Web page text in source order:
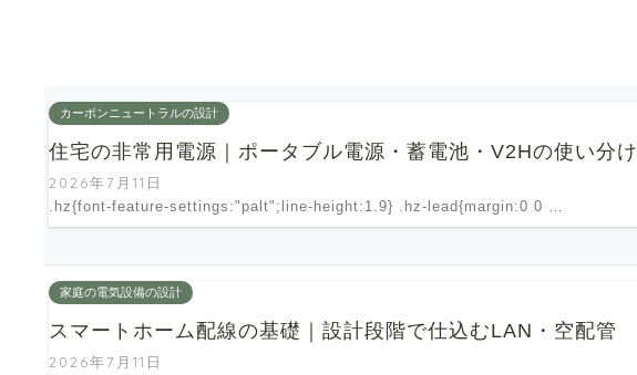
カーボンニュートラルの設計
住宅の非常用電源｜ポータブル電源・蓄電池・V2Hの使い分け
2026年7月11日
.hz{font-feature-settings:"palt";line-height:1.9} .hz-lead{margin:0 0 …
家庭の電気設備の設計
スマートホーム配線の基礎｜設計段階で仕込むLAN・空配管
2026年7月11日